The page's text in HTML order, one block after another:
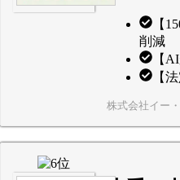
【
削減
【
【
株式会社イー